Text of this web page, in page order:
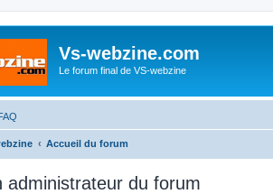
Vs-webzine.com
Le forum final de VS-webzine
Accueil du forum
administrateur du forum